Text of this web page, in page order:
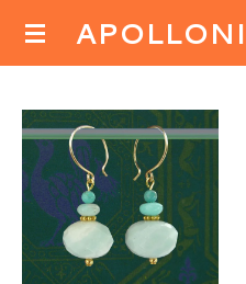
Ga
de
hoofdinhoud